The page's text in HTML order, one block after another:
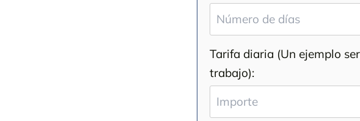
Tarifa diaria (Un ejemplo
trabajo):